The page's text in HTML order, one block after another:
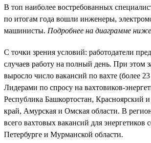
В топ наиболее востребованных
по итогам года вошли инженеры,
машинисты. Подробнее на диаграмме
С точки зрения условий: работодатели
случаев работу на полный день. При этом
выросло число вакансий по вахте (более 23
Лидерами по спросу на вахтовиков-
Республика Башкортостан, Красноярский
край, Амурская и Омская области. В
всего вахтовых вакансий для энергетиков
Петербурге и Мурманской области.